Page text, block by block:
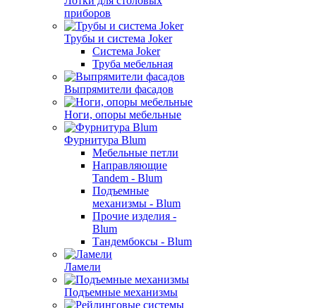
приборов
Трубы и система Joker
Система Joker
Труба мебельная
Выпрямители фасадов
Ноги, опоры мебельные
Фурнитура Blum
Мебельные петли
Направляющие
Tandem - Blum
Подъемные
механизмы - Blum
Прочие изделия -
Blum
Тандембоксы - Blum
Ламели
Подъемные механизмы